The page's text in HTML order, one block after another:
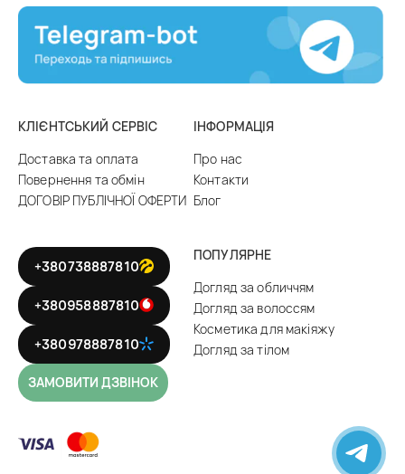
КЛІЄНТСЬКИЙ СЕРВІС
Доставка та оплата
Повернення та обмін
ДОГОВІР ПУБЛІЧНОЇ ОФЕРТИ
ІНФОРМАЦІЯ
Про нас
Контакти
Блог
+380738887810
+380958887810
+380978887810
ЗАМОВИТИ ДЗВІНОК
ПОПУЛЯРНЕ
Догляд за обличчям
Догляд за волоссям
Косметика для макіяжу
Догляд за тілом